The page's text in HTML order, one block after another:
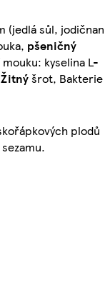
(jedlá sůl, jodičnan
pšeničný
kyselina L-
Žitnýšrot, Bakterie
plodů